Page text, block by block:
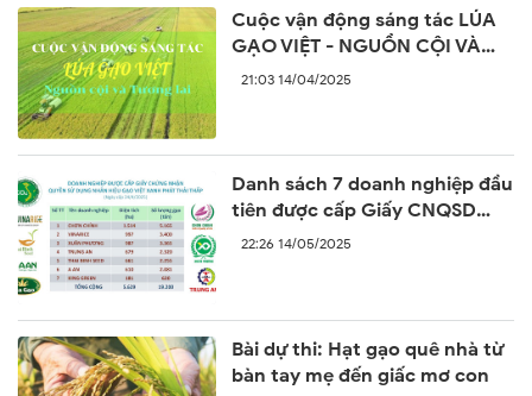
Cuộc vận động sáng tác LÚA
GẠO VIỆT - NGUỒN CỘI VÀ
TƯƠNG LAI
21:03 14/04/2025
Danh sách 7 doanh nghiệp đầu
tiên được cấp Giấy CNQSD
nhãn hiệu “Gạo Việt xanh phát
22:26 14/05/2025
Bài dự thi: Hạt gạo quê nhà từ
bàn tay mẹ đến giấc mơ con